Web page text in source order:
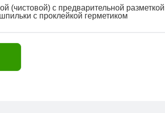
(чистовой) с предварительной
с проклейкой герметиком